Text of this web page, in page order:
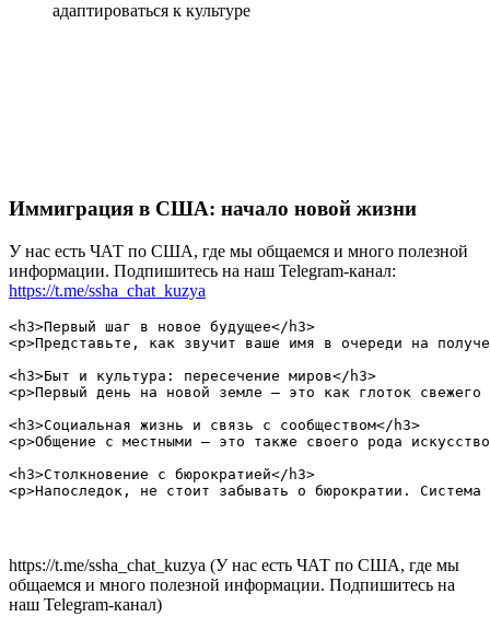
Иммиграция в США: начало новой жизни
У нас есть ЧАТ по США, где мы общаемся и много полезной
информации. Подпишитесь на наш Telegram-канал:
https://t.me/ssha_chat_kuzya
<h3>Первый шаг в новое будущее</h3>
<p>Представьте, как звучит ваше имя в очереди на
<h3>Быт и культура: пересечение миров</h3>
<p>Первый день на новой земле — это как глоток
<h3>Социальная жизнь и связь с сообществом</h3>
<p>Общение с местными — это также своего рода
<h3>Столкновение с бюрократией</h3>
https://t.me/ssha_chat_kuzya (У нас есть ЧАТ по США, где мы
общаемся и много полезной информации. Подпишитесь на
наш Telegram-канал)